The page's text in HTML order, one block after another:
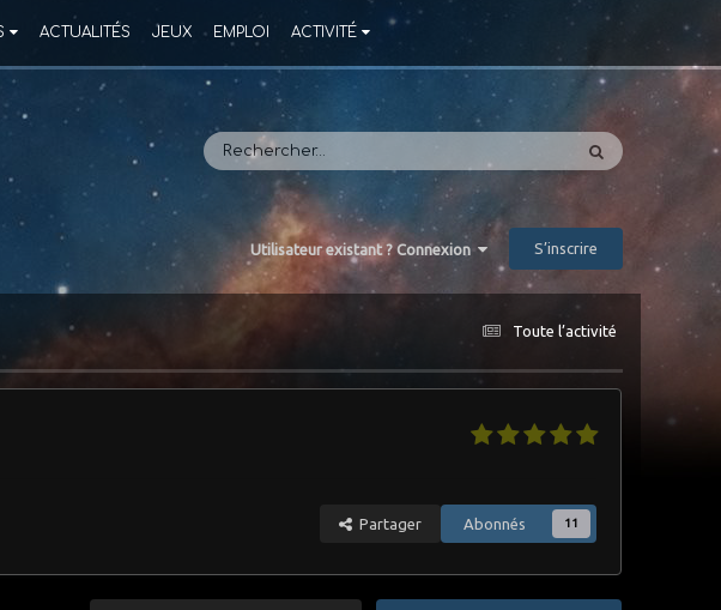
ACTUALITÉS JEUX EMPLOI ACTIVITÉ
Utilisateur existant ? Connexion S’inscrire
Toute l’activité
Partager Abonnés 11